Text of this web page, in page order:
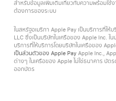
สำหรับข้อมูลเพิ่มเติมเกี่ยวกับความพร้อมใ
ต้องการของระบบ
ในสหรัฐอเมริกา Apple Pay เป็นบริการที่ให้
LLC ซึ่งเป็นบริษัทในเครือของ Apple Inc. ใ
บริการที่ให้บริการโดยบริษัทในเครือของ
เป็นส่วนตัวของ Apple Pay Apple Inc.,
ต่างๆ ในเครือของ Apple ไม่ใช่ธนาคาร บัต
ออกบัตร